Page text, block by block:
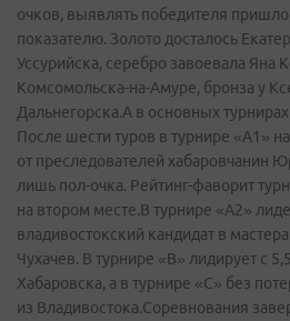
очков, выявлять победителя
показателю. Золото досталось
Уссурийска, серебро завоевала Яна
Комсомольска-на-Амуре, бронза у
Дальнегорска.А в основных
После шести туров в турнире «А1»
от преследователей хабаровчанин
лишь пол-очка. Рейтинг-фаворит
на втором месте.В турнире «А2»
владивостокский кандидат в
Чухачев. В турнире «В» лидирует с
Хабаровска, а в турнире «С» без
из Владивостока.Соревнования